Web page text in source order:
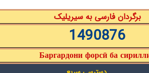
برگردان فارسی به سیریلیک
1490876
Баргардони форсӣ ба